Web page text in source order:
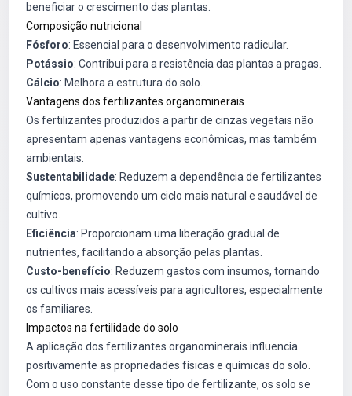
beneficiar o crescimento das plantas.
Composição nutricional
Fósforo: Essencial para o desenvolvimento radicular.
Potássio: Contribui para a resistência das plantas a pragas.
Cálcio: Melhora a estrutura do solo.
Vantagens dos fertilizantes organominerais
Os fertilizantes produzidos a partir de cinzas vegetais não
apresentam apenas vantagens econômicas, mas também
ambientais.
Sustentabilidade: Reduzem a dependência de fertilizantes
químicos, promovendo um ciclo mais natural e saudável de
cultivo.
Eficiência: Proporcionam uma liberação gradual de
nutrientes, facilitando a absorção pelas plantas.
Custo-benefício: Reduzem gastos com insumos, tornando
os cultivos mais acessíveis para agricultores, especialmente
os familiares.
Impactos na fertilidade do solo
A aplicação dos fertilizantes organominerais influencia
positivamente as propriedades físicas e químicas do solo.
Com o uso constante desse tipo de fertilizante, os solo se